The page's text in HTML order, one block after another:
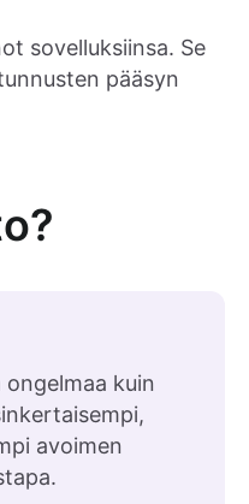
sovelluksiinsa. Se
pääsyn
kuin
avoimen